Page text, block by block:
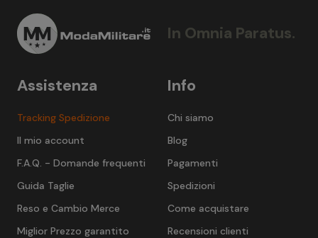
In Omnia Paratus.
Info
Chi siamo
Blog
Pagamenti
Spedizioni
Come acquistare
Recensioni clienti
Assistenza
Tracking Spedizione
Il mio account
F.A.Q. - Domande frequenti
Guida Taglie
Reso e Cambio Merce
Miglior Prezzo garantito